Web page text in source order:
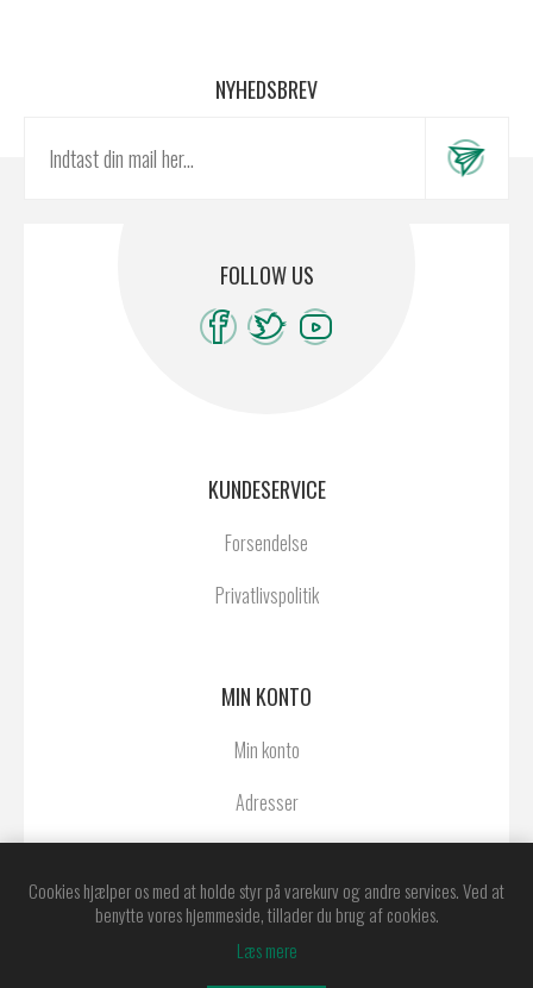
NYHEDSBREV
FOLLOW US
KUNDESERVICE
Forsendelse
Privatlivspolitik
MIN KONTO
Min konto
Adresser
Cookies hjælper os med at holde styr på varekurv og andre services. Ved at
benytte vores hjemmeside, tillader du brug af cookies.
Læs mere